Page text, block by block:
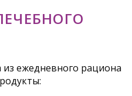
ежедневного рациона